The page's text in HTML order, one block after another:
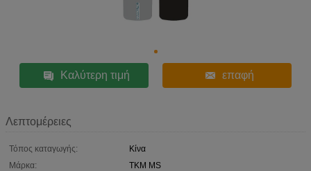
Καλύτερη τιμή επαφή
Λεπτομέρειες
Τόπος καταγωγής:
Κίνα
Μάρκα:
TKM MS